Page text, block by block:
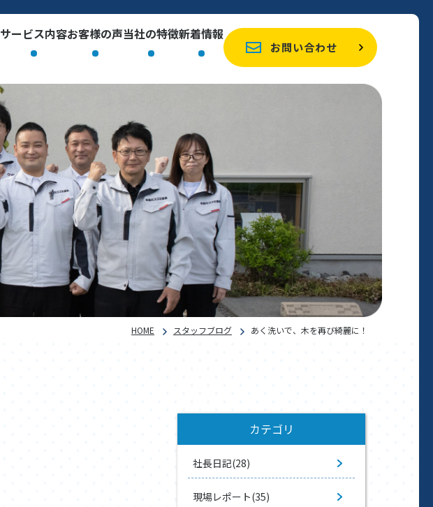
サービス内容お客様の声当社の特徴新着情報
お問い合わせ
HOME スタッフブログ あく洗いで、木を再び綺麗に！
カテゴリ
社長日記(28)
現場レポート(35)